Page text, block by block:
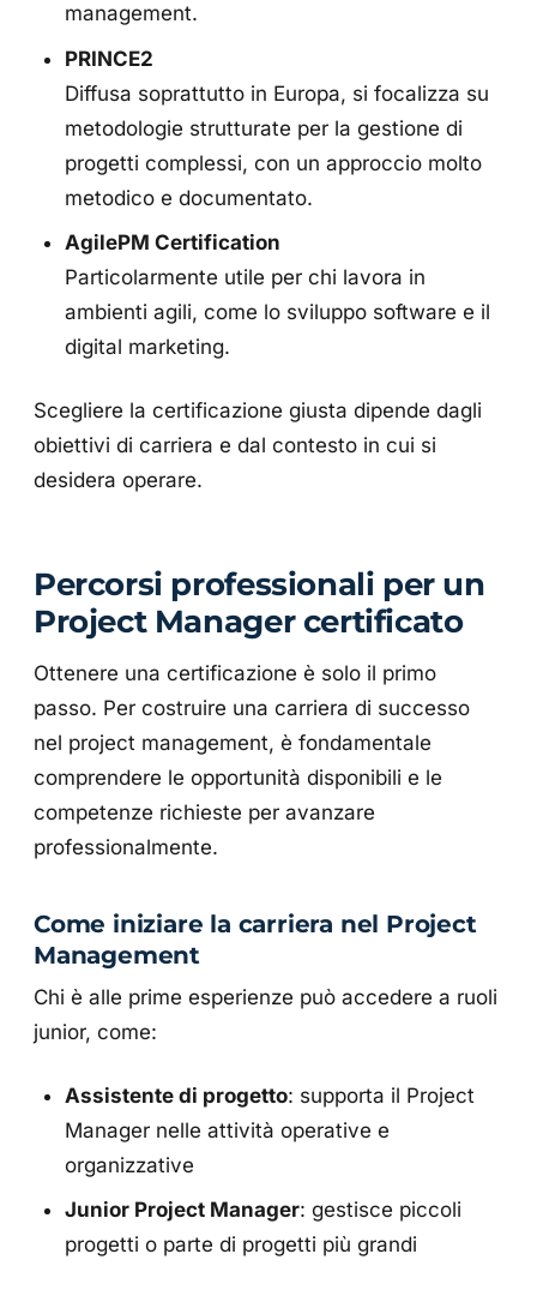
management.
PRINCE2
Diffusa soprattutto in Europa, si focalizza su
metodologie strutturate per la gestione di
progetti complessi, con un approccio molto
metodico e documentato.
AgilePM Certification
Particolarmente utile per chi lavora in
ambienti agili, come lo sviluppo software e il
digital marketing.
Scegliere la certificazione giusta dipende dagli
obiettivi di carriera e dal contesto in cui si
desidera operare.
Percorsi professionali per un
Project Manager certificato
Ottenere una certificazione è solo il primo
passo. Per costruire una carriera di successo
nel project management, è fondamentale
comprendere le opportunità disponibili e le
competenze richieste per avanzare
professionalmente.
Come iniziare la carriera nel Project
Management
Chi è alle prime esperienze può accedere a ruoli
junior, come:
Assistente di progetto: supporta il Project
Manager nelle attività operative e
organizzative
Junior Project Manager: gestisce piccoli
progetti o parte di progetti più grandi